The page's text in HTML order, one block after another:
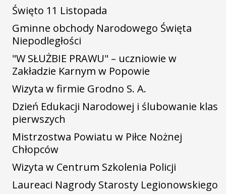
Święto 11 Listopada
Gminne obchody Narodowego Święta
Niepodległości
"W SŁUŻBIE PRAWU" – uczniowie w
Zakładzie Karnym w Popowie
Wizyta w firmie Grodno S. A.
Dzień Edukacji Narodowej i ślubowanie klas
pierwszych
Mistrzostwa Powiatu w Piłce Nożnej
Chłopców
Wizyta w Centrum Szkolenia Policji
Laureaci Nagrody Starosty Legionowskiego